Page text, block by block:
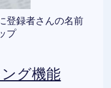
登録者さんの名前
プ
グ機能